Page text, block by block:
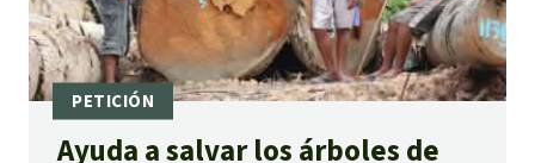
Ayuda a salvar los árboles de